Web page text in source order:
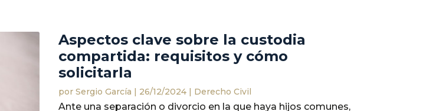
Aspectos clave sobre la custodia
compartida: requisitos y cómo
solicitarla
porSergio García | 26/12/2024 | Derecho Civil
Ante una separación o divorcio en la que haya hijos comunes,